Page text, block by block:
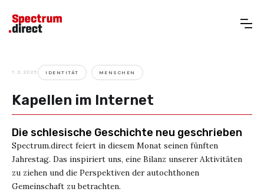
1.3.2025 IDENTITÄT MENSCHEN
Kapellen im Internet
Die schlesische Geschichte neu geschrieben
Spectrum.direct feiert in diesem Monat seinen fünften
Jahrestag. Das inspiriert uns, eine Bilanz unserer Aktivitäten
zu ziehen und die Perspektiven der autochthonen
Gemeinschaft zu betrachten.